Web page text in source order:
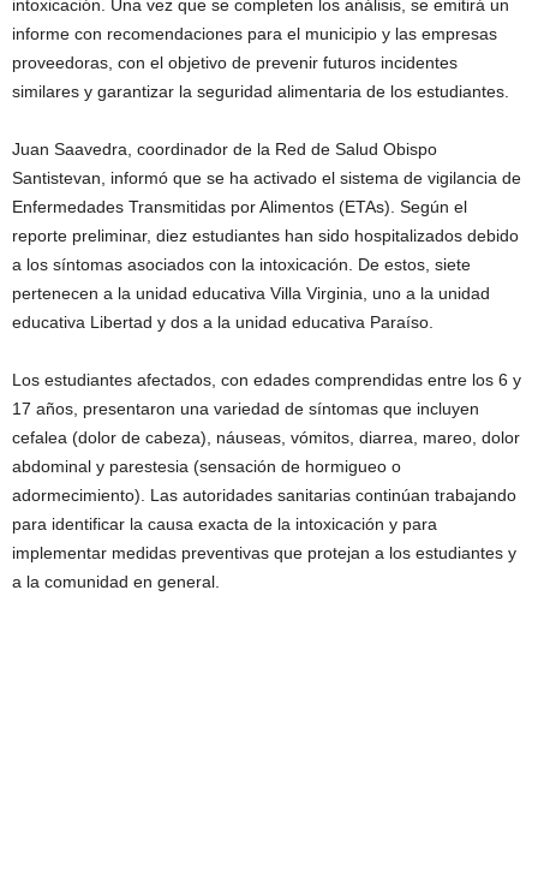
intoxicación. Una vez que se completen los análisis, se emitirá un
informe con recomendaciones para el municipio y las empresas
proveedoras, con el objetivo de prevenir futuros incidentes
similares y garantizar la seguridad alimentaria de los estudiantes.
Juan Saavedra, coordinador de la Red de Salud Obispo
Santistevan, informó que se ha activado el sistema de vigilancia de
Enfermedades Transmitidas por Alimentos (ETAs). Según el
reporte preliminar, diez estudiantes han sido hospitalizados debido
a los síntomas asociados con la intoxicación. De estos, siete
pertenecen a la unidad educativa Villa Virginia, uno a la unidad
educativa Libertad y dos a la unidad educativa Paraíso.
Los estudiantes afectados, con edades comprendidas entre los 6 y
17 años, presentaron una variedad de síntomas que incluyen
cefalea (dolor de cabeza), náuseas, vómitos, diarrea, mareo, dolor
abdominal y parestesia (sensación de hormigueo o
adormecimiento). Las autoridades sanitarias continúan trabajando
para identificar la causa exacta de la intoxicación y para
implementar medidas preventivas que protejan a los estudiantes y
a la comunidad en general.